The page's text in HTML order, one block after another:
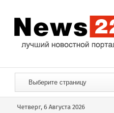
Четверг, 6 Августа 2026